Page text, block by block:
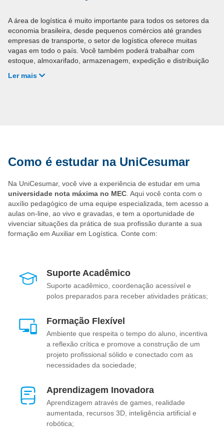
A área de logística é muito importante para todos os setores da
economia brasileira, desde pequenos comércios até grandes
empresas de transporte, o setor de logística oferece muitas
vagas em todo o país. Você também poderá trabalhar com
estoque, almoxarifado, armazenagem, expedição e distribuição
matrícula!
Ler mais
Como é estudar na UniCesumar
Na UniCesumar, você vive a experiência de estudar em uma
universidade nota máxima no MEC. Aqui você conta com o
auxílio pedagógico de uma equipe especializada, tem acesso a
aulas on-line, ao vivo e gravadas, e tem a oportunidade de
vivenciar situações da prática de sua profissão durante a sua
formação em Auxiliar em Logística. Conte com:
Suporte Acadêmico
Suporte acadêmico, coordenação acessível e
polos preparados para receber atividades práticas;
Formação Flexível
Ambiente que respeita o tempo do aluno, incentiva
a reflexão crítica e promove a construção de um
projeto profissional sólido e conectado com as
necessidades da sociedade;
Aprendizagem Inovadora
Aprendizagem através de games, realidade
aumentada, recursos 3D, inteligência artificial e
robótica;